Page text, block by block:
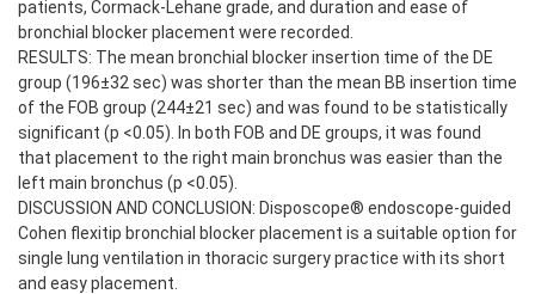
patients, Cormack-Lehane grade, and duration and ease of
bronchial blocker placement were recorded.
RESULTS: The mean bronchial blocker insertion time of the DE
group (196±32 sec) was shorter than the mean BB insertion time
of the FOB group (244±21 sec) and was found to be statistically
significant (p <0.05). In both FOB and DE groups, it was found
that placement to the right main bronchus was easier than the
left main bronchus (p <0.05).
DISCUSSION AND CONCLUSION: Disposcope® endoscope-guided
Cohen flexitip bronchial blocker placement is a suitable option for
single lung ventilation in thoracic surgery practice with its short
and easy placement.